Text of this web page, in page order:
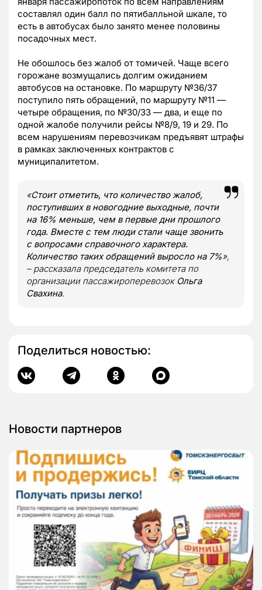
составлял один балл по пятибалльной шкале, то
есть в автобусах было занято менее половины
посадочных мест.
Не обошлось без жалоб от томичей. Чаще всего
горожане возмущались долгим ожиданием
автобусов на остановке. По маршруту №36/37
поступило пять обращений, по маршруту №11 —
четыре обращения, по №30/33 — два, и еще по
одной жалобе получили рейсы №8/9, 19 и 29. По
всем нарушениям перевозчикам предъявят штрафы
в рамках заключенных контрактов с
муниципалитетом.
«Стоит отметить, что количество жалоб,
поступивших в новогодние выходные, почти
на 16% меньше, чем в первые дни прошлого
года. Вместе с тем люди стали чаще звонить
с вопросами справочного характера.
Количество таких обращений выросло на 7%»,
– рассказала председатель комитета по
организации пассажироперевозок Ольга
Свахина.
Поделиться новостью:
Новости партнеров